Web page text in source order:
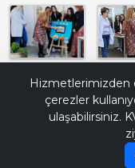
Hizmetlerimizden
çerezler
ulaşabilirsiniz.